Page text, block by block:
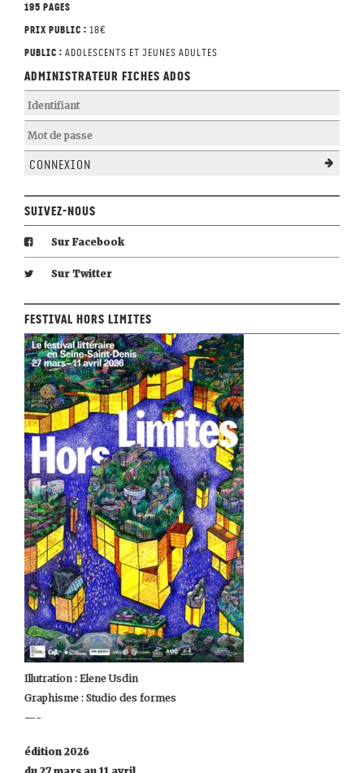
195 pages
Prix public : 18€
Public : Adolescents et jeunes adultes
Administrateur Fiches Ados
Connexion
Suivez-nous
Sur Facebook
Sur Twitter
Festival Hors Limites
Illutration : Elene Usdin
Graphisme : Studio des formes
—-
édition 2026